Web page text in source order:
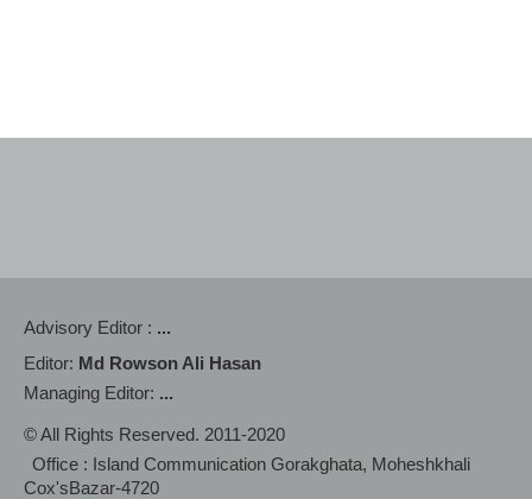
Advisory Editor : ...
Editor: Md Rowson Ali Hasan
Managing Editor: ...
© All Rights Reserved. 2011-2020
Office : Island Communication Gorakghata, Moheshkhali
Cox'sBazar-4720